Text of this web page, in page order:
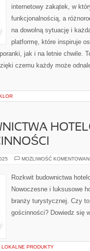
internetowy zakątek, w
funkcjonalnością, a
na dowolną sytuację i
platformę, które inspiruje
jak i na letnie chwile.
czemu każdy może
MOŻLIWOŚĆ
Rozkwit budownictwa
Nowoczesne i luksusowe
branży turystycznej. Czy
gościnności? Dowiedz się
PRODUKTY